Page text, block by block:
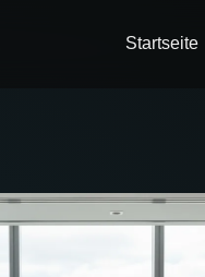
Startseite